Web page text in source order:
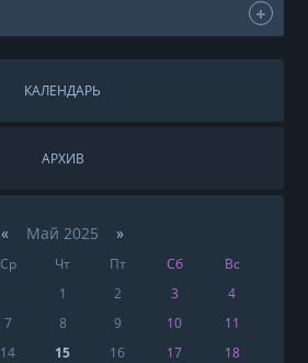
КАЛЕНДАРЬ
АРХИВ
«Май 2025 »
Ср Чт Пт Сб
Вс
1
2 3
4
7 8 9 10
11
14 15 16 17
18